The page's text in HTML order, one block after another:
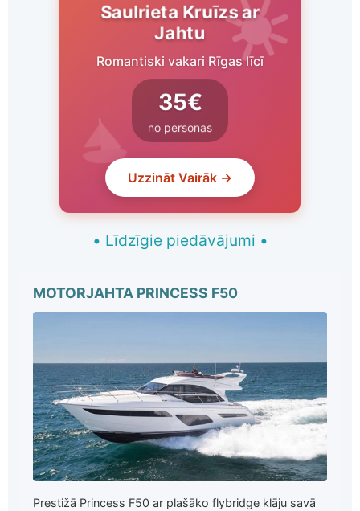
Saulrieta Kruīzs ar
Jahtu
Romantiski vakari Rīgas līcī
35€
no personas
Uzzināt Vairāk →
• Līdzīgie piedāvājumi •
MOTORJAHTA PRINCESS F50
Prestižā Princess F50 ar plašāko flybridge klāju savā